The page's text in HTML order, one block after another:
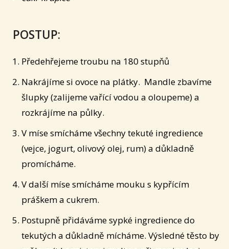
POSTUP:
Předehřejeme troubu na 180 stupňů
Nakrájíme si ovoce na plátky. Mandle zbavíme
šlupky (zalijeme vařící vodou a oloupeme) a
rozkrájíme na půlky.
V míse smícháme všechny tekuté ingredience
(vejce, jogurt, olivový olej, rum) a důkladně
promícháme.
V další míse smícháme mouku s kypřícím
práškem a cukrem.
Postupně přidáváme sypké ingredience do
tekutých a důkladně mícháme. Výsledné těsto by